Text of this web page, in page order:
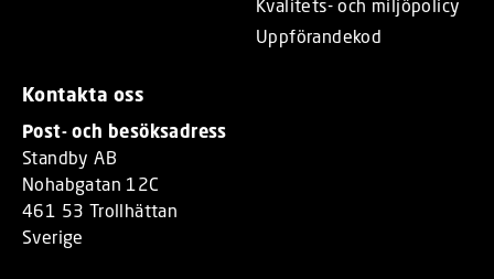
Kvalitets- och miljöpolicy
Uppförandekod
Kontakta oss
Post- och besöksadress
Standby AB
Nohabgatan 12C
461 53 Trollhättan
Sverige